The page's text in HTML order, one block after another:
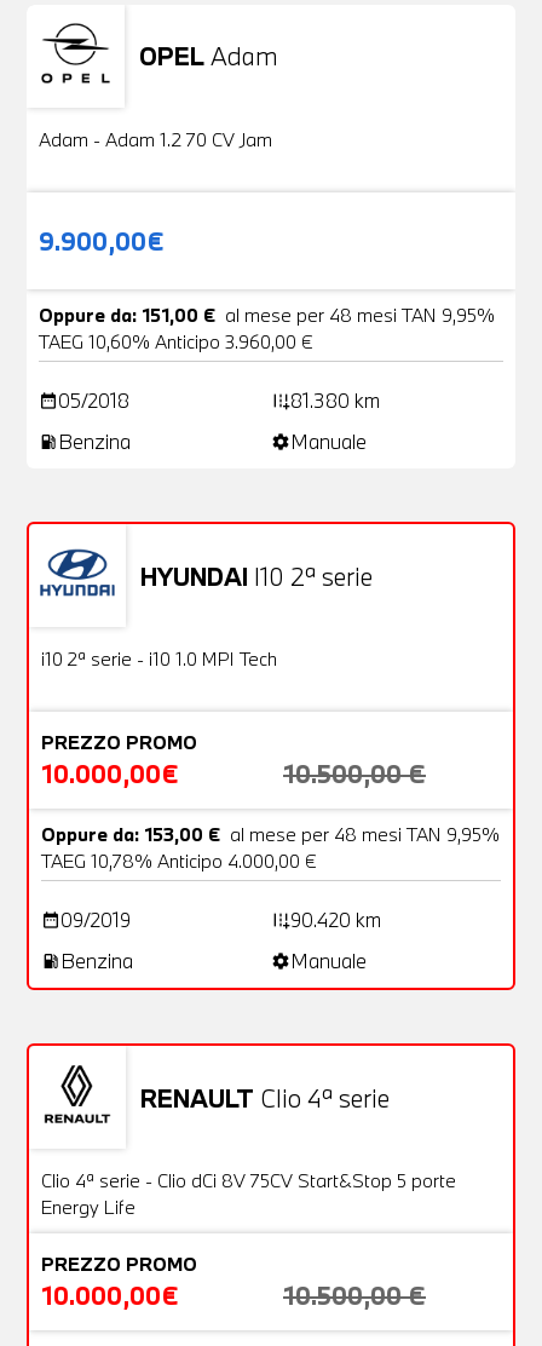
OPELAdam
Usato
Adam - Adam 1.2 70 CV Jam
9.900,00€
Oppure da: 151,00 € al mese per 48 mesi TAN 9,95%
TAEG 10,60% Anticipo 3.960,00 €
date_range05/2018 add_road81.380 km
local_gas_station Benzina settingsManuale
HYUNDAI I10 2ª serie
OFFERTA
Usato
i10 2ª serie - i10 1.0 MPI Tech
PREZZO PROMO
10.000,00€ 10.500,00 €
Oppure da: 153,00 € al mese per 48 mesi TAN 9,95%
TAEG 10,78% Anticipo 4.000,00 €
date_range09/2019 add_road90.420 km
local_gas_station Benzina settingsManuale
RENAULT Clio 4ª serie
OFFERTA
Usato
Clio 4ª serie - Clio dCi 8V 75CV Start&Stop 5 porte
Energy Life
PREZZO PROMO
10.000,00€ 10.500,00 €